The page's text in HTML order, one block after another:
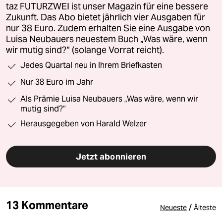
taz FUTURZWEI ist unser Magazin für eine bessere
Zukunft. Das Abo bietet jährlich vier Ausgaben für
nur 38 Euro. Zudem erhalten Sie eine Ausgabe von
Luisa Neubauers neuestem Buch „Was wäre, wenn
wir mutig sind?“ (solange Vorrat reicht).
Jedes Quartal neu in Ihrem Briefkasten
Nur 38 Euro im Jahr
Als Prämie Luisa Neubauers „Was wäre, wenn wir
mutig sind?“
Herausgegeben von Harald Welzer
Jetzt abonnieren
13 Kommentare Neueste / Älteste